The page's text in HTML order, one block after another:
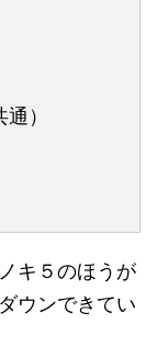
）
キ５のほうが
ウンできてい